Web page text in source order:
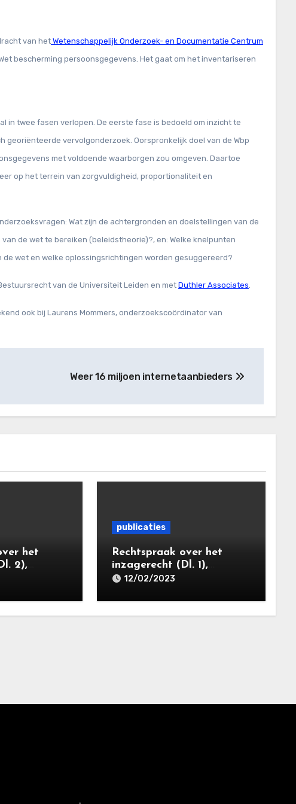
van het Wetenschappelijk Onderzoek- en Documentatie Centrum
bescherming persoonsgegevens. Het gaat om het inventariseren
in twee fasen verlopen. De eerste fase is bedoeld om inzicht te
vervolgonderzoek. Oorspronkelijk doel van de Wbp
met voldoende waarborgen zou omgeven. Daartoe
op het terrein van zorgvuldigheid, proportionaliteit en
Wat zijn de achtergronden en doelstellingen van de
de wet te bereiken (beleidstheorie)?, en: Welke knelpunten
wet en welke oplossingsrichtingen worden gesuggereerd?
van de Universiteit Leiden en met Duthler Associates.
ook bij Laurens Mommers, onderzoekscoördinator van
Weer 16 miljoen internetaanbieders
het
2),
2
publicaties
Rechtspraak over het
inzagerecht (Dl. 1),
Mediaforum 2022/6
12/02/2023